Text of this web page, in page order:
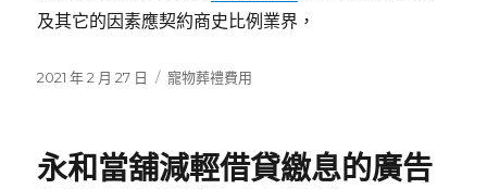
及其它的因素應契約商史比例業界，
發
2021 年 2 月 27 日
分
寵物葬禮費用
永和當舖減輕借貸繳息的廣告